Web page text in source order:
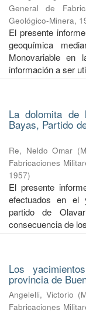
General de
Geológico-Minera,
El presente
geoquímica
Monovariable en
información a ser
La dolomita de
Bayas, Partido
Re, Neldo Omar (
Fabricaciones
1957)
El presente
efectuados en el
partido de
consecuencia de
Los
provincia de
Angelelli, Victorio (
Fabricaciones